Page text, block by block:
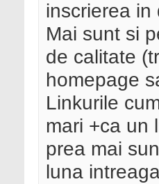
inscrierea in
Mai sunt si
de calitate
homepage
Linkurile
mari +ca un
prea mai
luna